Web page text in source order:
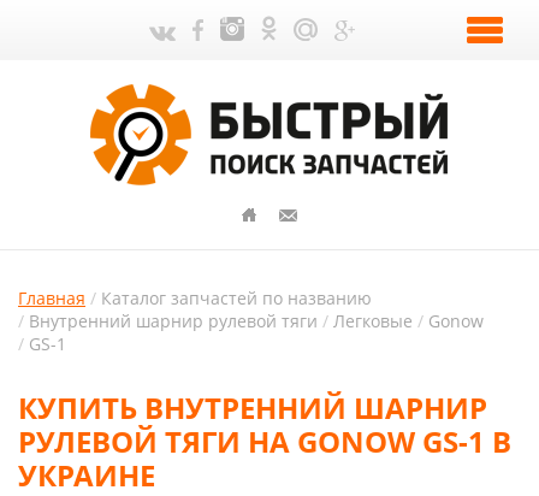
Главная
Каталог запчастей по названию
Внутренний шарнир рулевой тяги
Легковые
Gonow
GS-1
КУПИТЬ ВНУТРЕННИЙ ШАРНИР
РУЛЕВОЙ ТЯГИ НА GONOW GS-1 В
УКРАИНЕ